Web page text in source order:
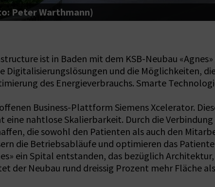
Peter Warthmann)
ist in Baden mit dem KSB-Neubau
Digitalisierungslösungen und die Möglichkeiten,
des Energieverbrauchs. Smarte
Business-Plattform Siemens Xcelerator.
nahtlose Skalierbarkeit. Durch die
die sowohl den Patienten als auch den
die Betriebsabläufe und optimieren das
ein Spital entstanden, das bezüglich
der Neubau rund dreissig Prozent mehr Fläche